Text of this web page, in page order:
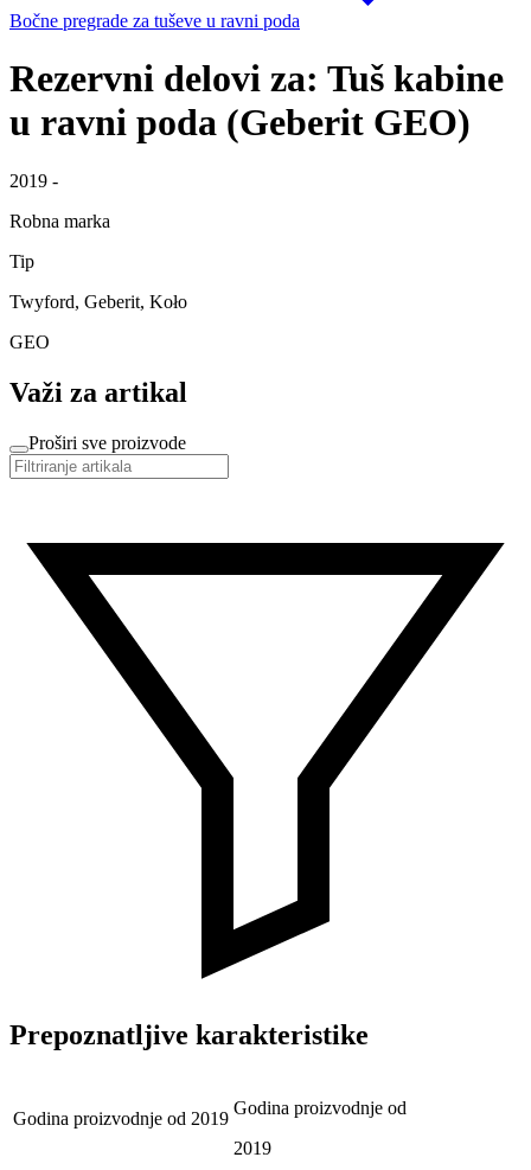
Bočne pregrade za tuševe u ravni poda
Rezervni delovi za: Tuš kabine
u ravni poda (Geberit GEO)
2019 -
Robna marka
Tip
Twyford, Geberit, Koło
GEO
Važi za artikal
Proširi sve proizvode
Prepoznatljive karakteristike
Godina proizvodnje od 2019
Godina proizvodnje od
2019